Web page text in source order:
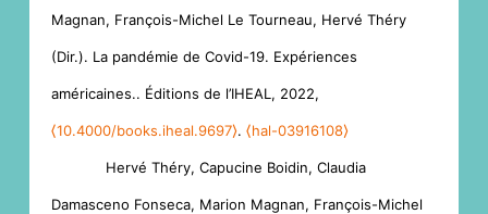
Magnan, François-Michel Le Tourneau, Hervé Théry
(Dir.). La pandémie de Covid-19. Expériences
américaines.. Éditions de l’IHEAL, 2022,
⟨10.4000/books.iheal.9697⟩. ⟨hal-03916108⟩
Hervé Théry, Capucine Boidin, Claudia
Damasceno Fonseca, Marion Magnan, François-Michel